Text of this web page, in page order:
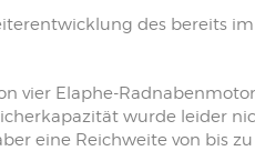
des bereits
vier Elaphe-
wurde leider
eine Reichweite von bis